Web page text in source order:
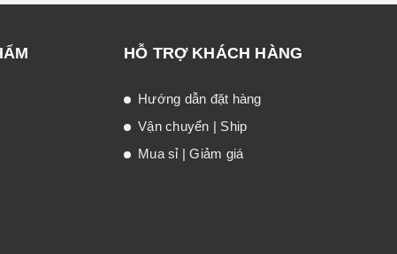
HỖ TRỢ KHÁCH HÀNG
Hướng dẫn đặt hàng
Vận chuyển | Ship
Mua sỉ | Giảm giá